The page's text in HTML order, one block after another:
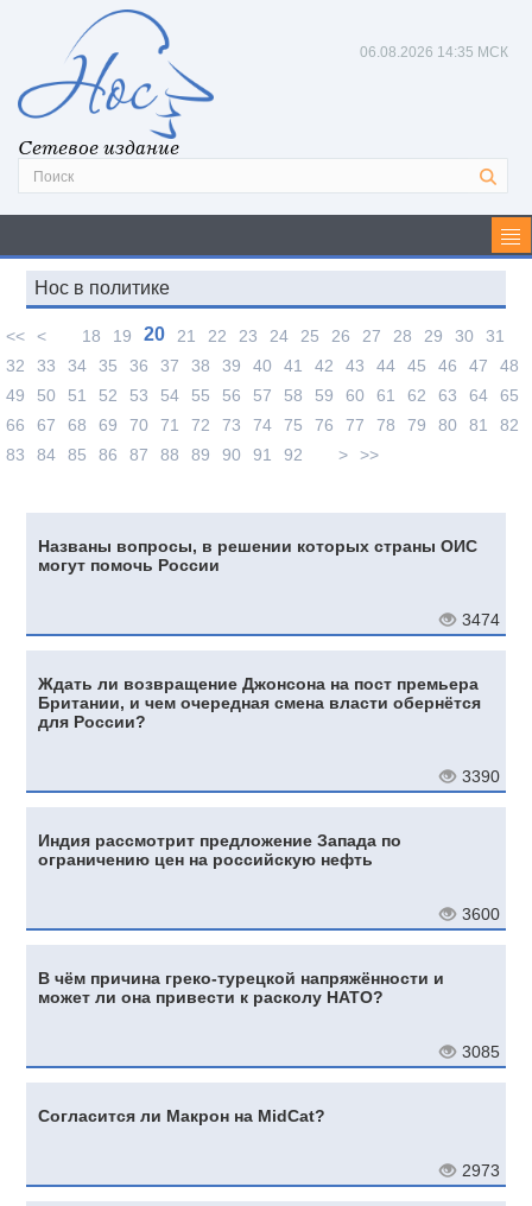
Сетевое издание
06.08.2026 14:35 МСК
Нос в политике
<< < 18 19 20 21 22 23 24 25 26 27 28 29 30
31
32
33 34 35 36 37 38 39 40 41 42 43 44 45 46 47
48
49
50 51 52 53 54 55 56 57 58 59 60 61 62 63 64
65
66
67 68 69 70 71 72 73 74 75 76 77 78 79 80 81
82
83
84 85 86 87 88 89 90 91 92 > >>
Названы вопросы, в решении которых страны ОИС
могут помочь России
3474
Ждать ли возвращение Джонсона на пост премьера
Британии, и чем очередная смена власти обернётся
для России?
3390
Индия рассмотрит предложение Запада по
ограничению цен на российскую нефть
3600
В чём причина греко-турецкой напряжённости и
может ли она привести к расколу НАТО?
3085
Согласится ли Макрон на MidCat?
2973